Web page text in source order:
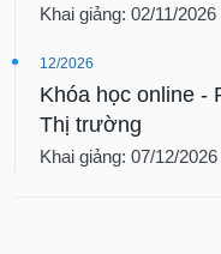
Khai giảng: 02/11/
12/2026
Khóa học online -
Thị trường
Khai giảng: 07/12/